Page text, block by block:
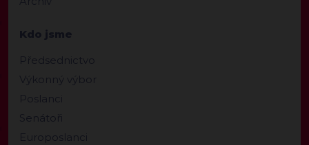
Kdo jsme
Předsednictvo
Výkonný výbor
Poslanci
Senátoři
Europoslanci